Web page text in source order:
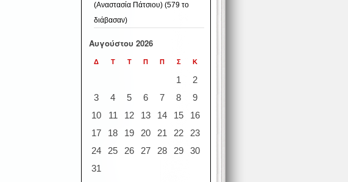
(Αναστασία Πάτσιου) (579 το
διάβασαν)
Αυγούστου 2026
Δ Τ Τ Π Π Σ Κ
1
2
3
4 5 6 7 8
9
10
11 12 13 14 15
16
17
18 19 20 21 22
23
24
25 26 27 28 29
30
31